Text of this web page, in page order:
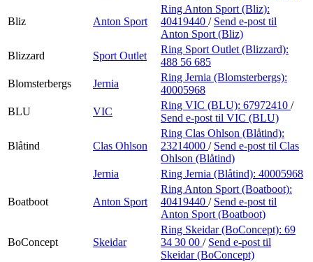
Bliz Anton Sport
Ring Anton Sport (Bliz):
40419440 / Send e-post til
Anton Sport (Bliz)
Blizzard
Sport Outlet
Ring Sport Outlet (Blizzard):
488 56 685
Blomsterbergs
Jernia
Ring Jernia (Blomsterbergs):
40005968
BLU
VIC
Ring VIC (BLU): 67972410 /
Send e-post til VIC (BLU)
Blåtind Clas Ohlson
Ring Clas Ohlson (Blåtind):
23214000 / Send e-post til Clas
Ohlson (Blåtind)
Jernia
Ring Jernia (Blåtind): 40005968
Boatboot Anton Sport
Ring Anton Sport (Boatboot):
40419440 / Send e-post til
Anton Sport (Boatboot)
BoConcept Skeidar
Ring Skeidar (BoConcept): 69
34 30 00 / Send e-post til
Skeidar (BoConcept)